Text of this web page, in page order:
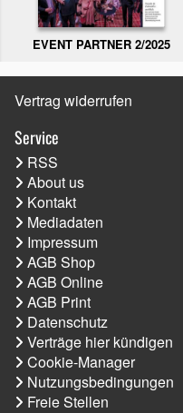
EVENT PARTNER 2/2025
Vertrag widerrufen
Service
RSS
About us
Kontakt
Mediadaten
Impressum
AGB Shop
AGB Online
AGB Print
Datenschutz
Verträge hier kündigen
Cookie-Manager
Nutzungsbedingungen
Freie Stellen